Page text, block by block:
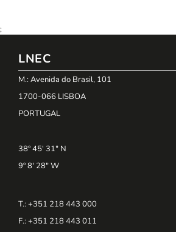
;
LNEC
M.: Avenida do Brasil, 101
1700-066 LISBOA
PORTUGAL
38º 45' 31" N
9º 8' 28" W
T.: +351 218 443 000
F.: +351 218 443 011